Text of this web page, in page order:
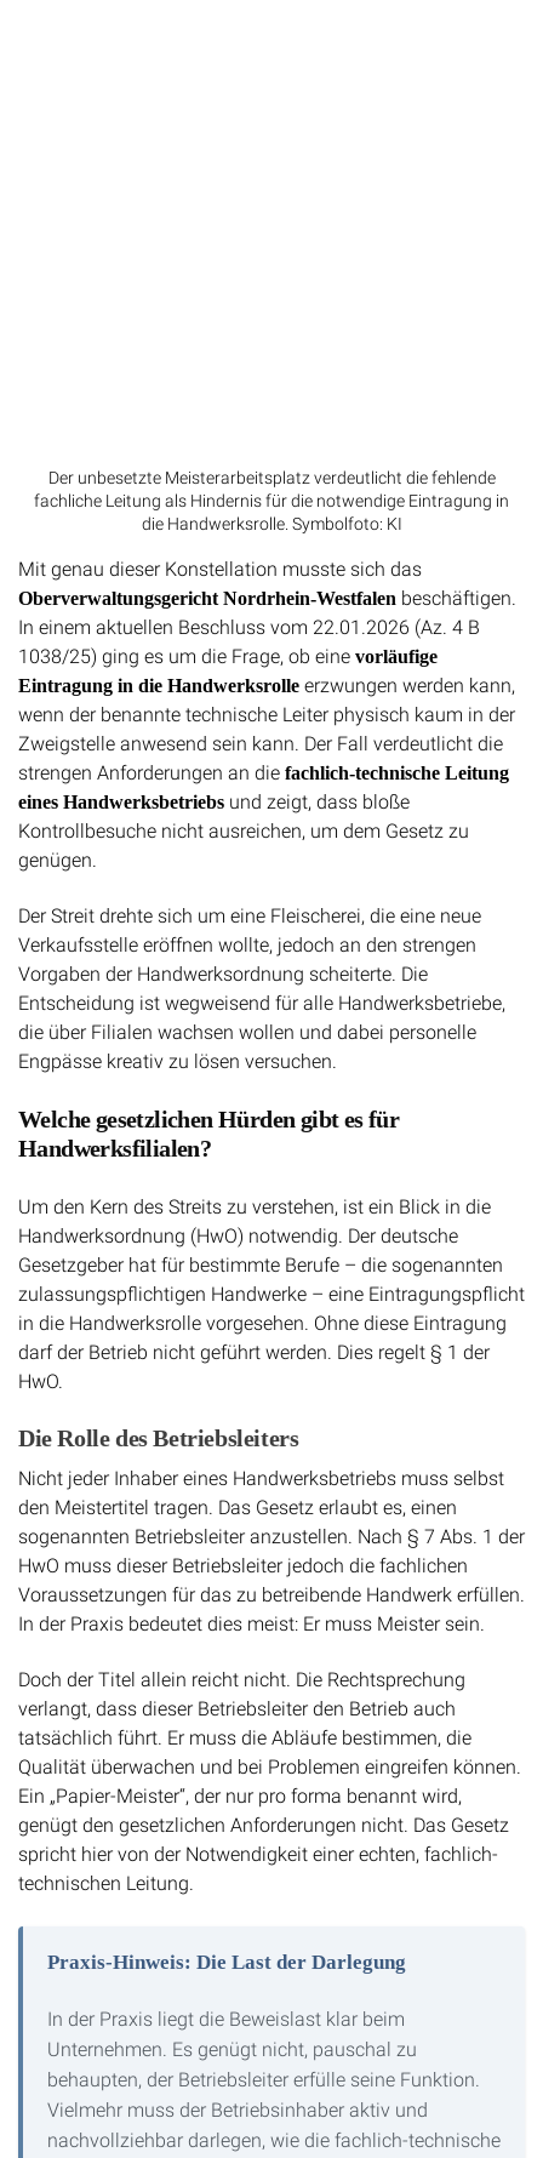
Der unbesetzte Meisterarbeitsplatz verdeutlicht die fehlende
fachliche Leitung als Hindernis für die notwendige Eintragung in
die Handwerksrolle. Symbolfoto: KI
Mit genau dieser Konstellation musste sich das
Oberverwaltungsgericht Nordrhein-Westfalen beschäftigen.
In einem aktuellen Beschluss vom 22.01.2026 (Az. 4 B
1038/25) ging es um die Frage, ob eine vorläufige
Eintragung in die Handwerksrolle erzwungen werden kann,
wenn der benannte technische Leiter physisch kaum in der
Zweigstelle anwesend sein kann. Der Fall verdeutlicht die
strengen Anforderungen an die fachlich-technische Leitung
eines Handwerksbetriebs und zeigt, dass bloße
Kontrollbesuche nicht ausreichen, um dem Gesetz zu
genügen.
Der Streit drehte sich um eine Fleischerei, die eine neue
Verkaufsstelle eröffnen wollte, jedoch an den strengen
Vorgaben der Handwerksordnung scheiterte. Die
Entscheidung ist wegweisend für alle Handwerksbetriebe,
die über Filialen wachsen wollen und dabei personelle
Engpässe kreativ zu lösen versuchen.
Welche gesetzlichen Hürden gibt es für
Handwerksfilialen?
Um den Kern des Streits zu verstehen, ist ein Blick in die
Handwerksordnung (HwO) notwendig. Der deutsche
Gesetzgeber hat für bestimmte Berufe – die sogenannten
zulassungspflichtigen Handwerke – eine Eintragungspflicht
in die Handwerksrolle vorgesehen. Ohne diese Eintragung
darf der Betrieb nicht geführt werden. Dies regelt § 1 der
HwO.
Die Rolle des Betriebsleiters
Nicht jeder Inhaber eines Handwerksbetriebs muss selbst
den Meistertitel tragen. Das Gesetz erlaubt es, einen
sogenannten Betriebsleiter anzustellen. Nach § 7 Abs. 1 der
HwO muss dieser Betriebsleiter jedoch die fachlichen
Voraussetzungen für das zu betreibende Handwerk erfüllen.
In der Praxis bedeutet dies meist: Er muss Meister sein.
Doch der Titel allein reicht nicht. Die Rechtsprechung
verlangt, dass dieser Betriebsleiter den Betrieb auch
tatsächlich führt. Er muss die Abläufe bestimmen, die
Qualität überwachen und bei Problemen eingreifen können.
Ein „Papier-Meister“, der nur pro forma benannt wird,
genügt den gesetzlichen Anforderungen nicht. Das Gesetz
spricht hier von der Notwendigkeit einer echten, fachlich-
technischen Leitung.
Praxis-Hinweis: Die Last der Darlegung
In der Praxis liegt die Beweislast klar beim
Unternehmen. Es genügt nicht, pauschal zu
behaupten, der Betriebsleiter erfülle seine Funktion.
Vielmehr muss der Betriebsinhaber aktiv und
nachvollziehbar darlegen, wie die fachlich-technische